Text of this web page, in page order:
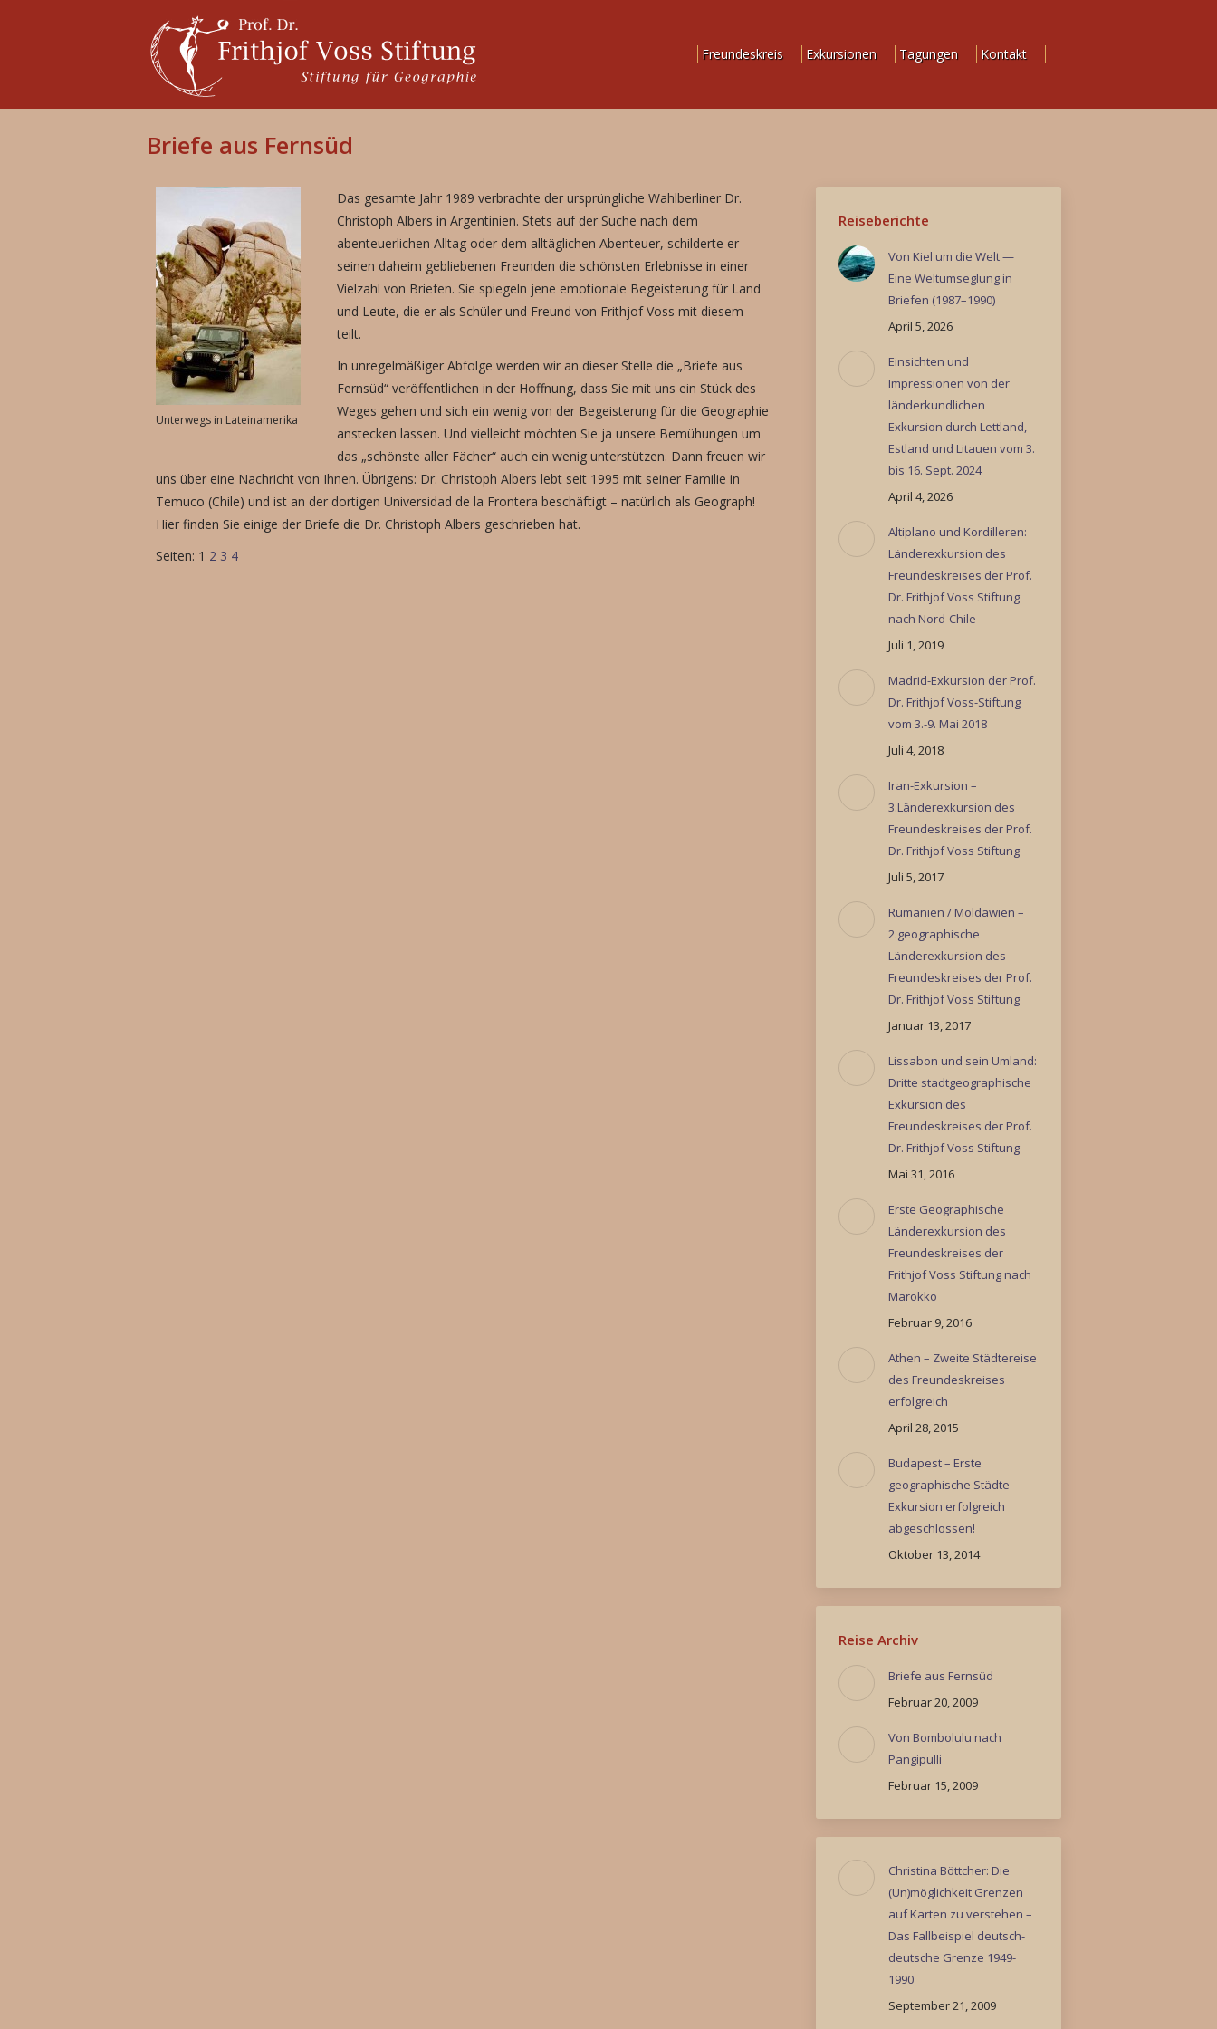
Freundeskreis Exkursionen Tagungen Kontakt
Briefe aus Fernsüd
Unterwegs in Lateinamerika
Das gesamte Jahr 1989 verbrachte der ursprüngliche Wahlberliner Dr.
Christoph Albers in Argentinien. Stets auf der Suche nach dem
abenteuerlichen Alltag oder dem alltäglichen Abenteuer, schilderte er
seinen daheim gebliebenen Freunden die schönsten Erlebnisse in einer
Vielzahl von Briefen. Sie spiegeln jene emotionale Begeisterung für Land
und Leute, die er als Schüler und Freund von Frithjof Voss mit diesem
teilt.
In unregelmäßiger Abfolge werden wir an dieser Stelle die „Briefe aus
Fernsüd“ veröffentlichen in der Hoffnung, dass Sie mit uns ein Stück des
Weges gehen und sich ein wenig von der Begeisterung für die Geographie
anstecken lassen. Und vielleicht möchten Sie ja unsere Bemühungen um
das „schönste aller Fächer“ auch ein wenig unterstützen. Dann freuen wir
uns über eine Nachricht von Ihnen. Übrigens: Dr. Christoph Albers lebt seit 1995 mit seiner Familie in
Temuco (Chile) und ist an der dortigen Universidad de la Frontera beschäftigt – natürlich als Geograph!
Hier finden Sie einige der Briefe die Dr. Christoph Albers geschrieben hat.
Seiten: 1 2 3 4
Reiseberichte
Von Kiel um die Welt —
Eine Weltumseglung in
Briefen (1987–1990)
April 5, 2026
Einsichten und
Impressionen von der
länderkundlichen
Exkursion durch Lettland,
Estland und Litauen vom 3.
bis 16. Sept. 2024
April 4, 2026
Altiplano und Kordilleren:
Länderexkursion des
Freundeskreises der Prof.
Dr. Frithjof Voss Stiftung
nach Nord-Chile
Juli 1, 2019
Madrid-Exkursion der Prof.
Dr. Frithjof Voss-Stiftung
vom 3.-9. Mai 2018
Juli 4, 2018
Iran-Exkursion –
3.Länderexkursion des
Freundeskreises der Prof.
Dr. Frithjof Voss Stiftung
Juli 5, 2017
Rumänien / Moldawien –
2.geographische
Länderexkursion des
Freundeskreises der Prof.
Dr. Frithjof Voss Stiftung
Januar 13, 2017
Lissabon und sein Umland:
Dritte stadtgeographische
Exkursion des
Freundeskreises der Prof.
Dr. Frithjof Voss Stiftung
Mai 31, 2016
Erste Geographische
Länderexkursion des
Freundeskreises der
Frithjof Voss Stiftung nach
Marokko
Februar 9, 2016
Athen – Zweite Städtereise
des Freundeskreises
erfolgreich
April 28, 2015
Budapest – Erste
geographische Städte-
Exkursion erfolgreich
abgeschlossen!
Oktober 13, 2014
Reise Archiv
Briefe aus Fernsüd
Februar 20, 2009
Von Bombolulu nach
Pangipulli
Februar 15, 2009
Christina Böttcher: Die
(Un)möglichkeit Grenzen
auf Karten zu verstehen –
Das Fallbeispiel deutsch-
deutsche Grenze 1949-
1990
September 21, 2009